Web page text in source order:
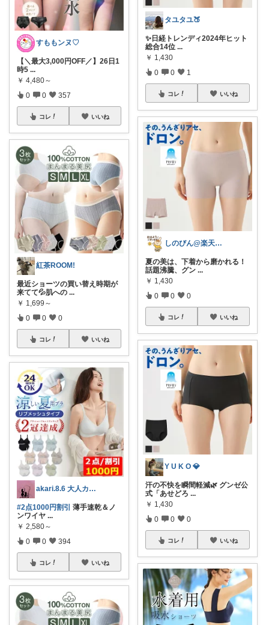
すももンヌ♡
【＼最大3,000円OFF／】26日1
時5 ...
￥ 4,480～
0 0 357
コレ いいね
紅茶ROOM!
最近ショーツの買い替え時期が
来てて💦肌への ...
￥ 1,699～
0 0 0
コレ いいね
akari.8.6 大人カジュアル服
#2点1000円割引 薄手速乾＆ノ
ンワイヤ ...
￥ 2,580～
0 0 394
コレ いいね
タユタユ🍑
✨日経トレンディ2024年ヒット
総合14位 ...
￥ 1,430
0 0 1
コレ いいね
しのびん@楽天Room
夏の美は、下着から磨かれる！
話題沸騰、グン ...
￥ 1,430
0 0 0
コレ いいね
Y U K O 💎
汗の不快を瞬間軽減🌿 グンゼ公
式「あせどろ ...
￥ 1,430
0 0 0
コレ いいね